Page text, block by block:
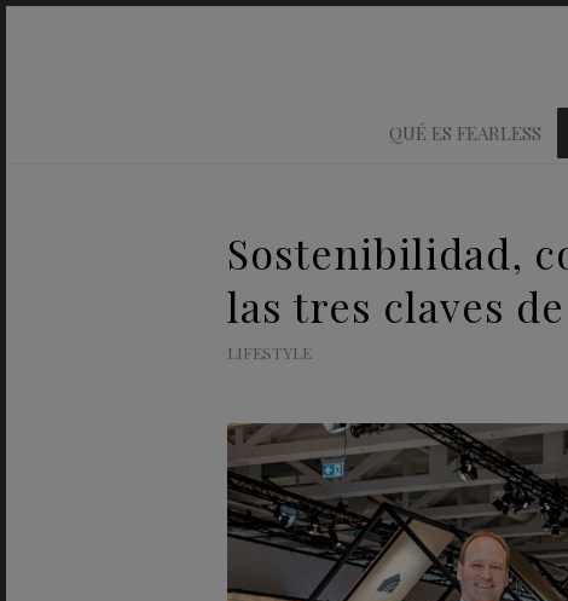
QUÉ ES FEARLESS
Sostenibilidad,
las tres claves
LIFESTYLE